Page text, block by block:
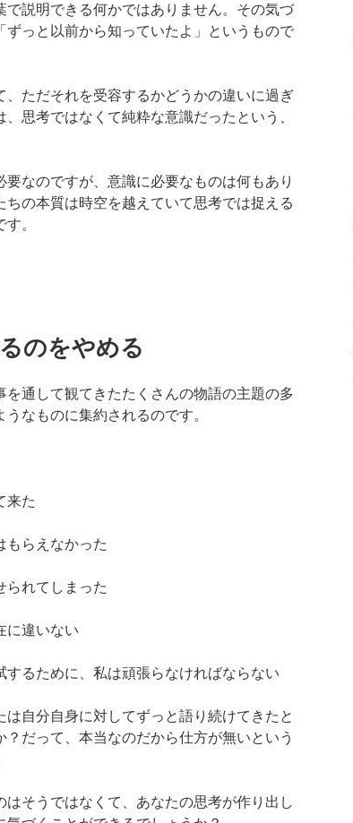
で説明できる何かではありません。その気づ
ずっと以前から知っていたよ」というもので
、ただそれを受容するかどうかの違いに過ぎ
思考ではなくて純粋な意識だったという、
なのですが、意識に必要なものは何もあり
ちの本質は時空を越えていて思考では捉える
。
のをやめる
を通して観てきたたくさんの物語の主題の多
なものに集約されるのです。
来た
もらえなかった
られてしまった
に違いない
するために、私は頑張らなければならない
は自分自身に対してずっと語り続けてきたと
だって、本当なのだから仕方が無いという
はそうではなくて、あなたの思考が作り出し